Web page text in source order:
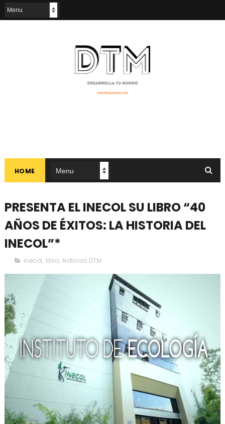
HOME
PRESENTA EL INECOL SU LIBRO “40
AÑOS DE ÉXITOS: LA HISTORIA DEL
INECOL”*
inecol, libro, Noticias DTM